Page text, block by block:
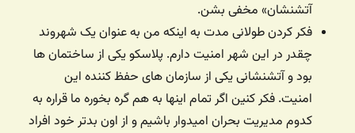
آتشنشان» مخفی بشن.
فکر کردن طولانی مدت به اینکه من به عنوان یک شهروند
چقدر در این شهر امنیت دارم. پلاسکو یکی از ساختمان ها
بود و آتشنشانی یکی از سازمان های حفظ کننده این
امنیت. فکر کنین اگر تمام اینها به هم گره بخوره ما قراره به
کدوم مدیریت بحران امیدوار باشیم و از اون بدتر خود افراد